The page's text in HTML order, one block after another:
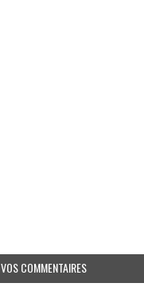
VOS COMMENTAIRES